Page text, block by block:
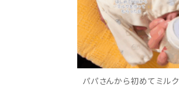
パパさんから初めてミルク